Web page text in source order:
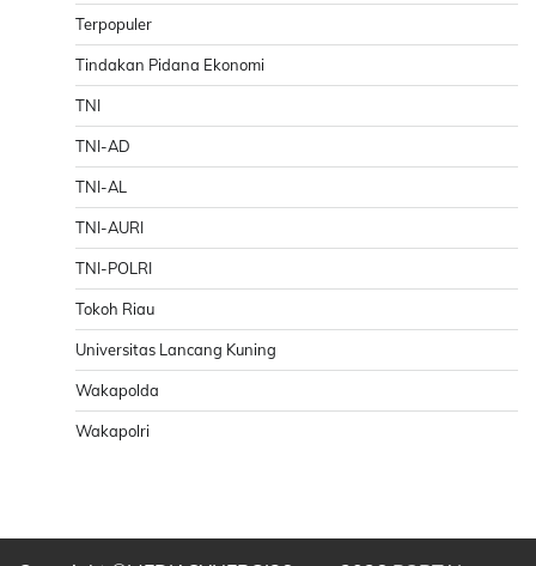
Terpopuler
Tindakan Pidana Ekonomi
TNI
TNI-AD
TNI-AL
TNI-AURI
TNI-POLRI
Tokoh Riau
Universitas Lancang Kuning
Wakapolda
Wakapolri